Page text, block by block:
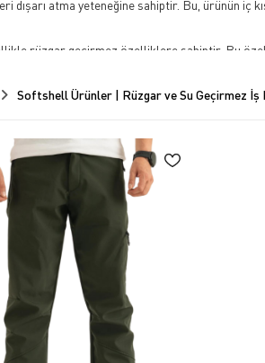
atma yeteneğine sahiptir. Bu, ürünün iç
rüzgar geçirmez özelliklere sahiptir. Bu
bir kullanım yelpazesine sahiptir. Outdoor
sıra şık tasarımlarıyla da dikkat çeker.
katmanlı giyim konseptine uygun olarak diğer
bir araya getirerek kullanıcılara geniş
Softshell Ürünler | Rüzgar ve Su Geçirmez İş